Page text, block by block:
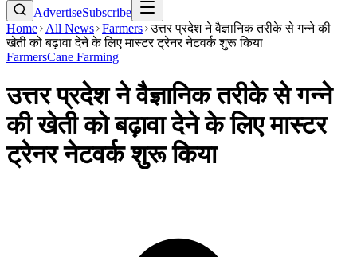
AdvertiseSubscribe
Home
All News Farmers उत्तर प्रदेश ने वैज्ञानिक तरीके से गन्ने की
खेती को बढ़ावा देने के लिए मास्टर ट्रेनर नेटवर्क शुरू किया
FarmersCane Farming
उत्तर प्रदेश ने वैज्ञानिक तरीके से गन्ने
की खेती को बढ़ावा देने के लिए मास्टर
ट्रेनर नेटवर्क शुरू किया